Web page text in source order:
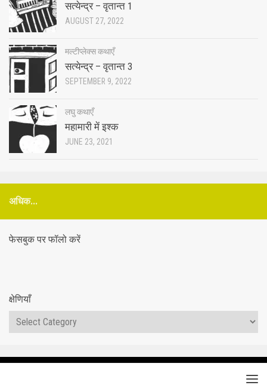
सत्येन्द्र – वृतान्त 1
AUGUST 27, 2022
मल्टीप्लेक्स कथाएँ
सत्येन्द्र – वृतान्त 3
SEPTEMBER 9, 2022
लघु कथाएँ
महामारी में इश्क
JUNE 23, 2021
अधिक...
फेसबुक पर फॉलो करें
क्षेणियाँ
क्षेणियाँ